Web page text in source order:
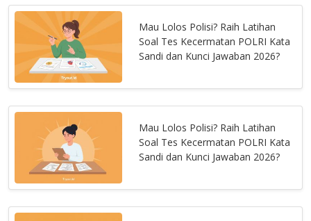
Mau Lolos Polisi? Raih Latihan
Soal Tes Kecermatan POLRI Kata
Sandi dan Kunci Jawaban 2026?
Mau Lolos Polisi? Raih Latihan
Soal Tes Kecermatan POLRI Kata
Sandi dan Kunci Jawaban 2026?